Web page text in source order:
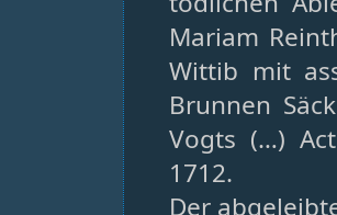
Mariam
Wittib mit
Brunnen
Vogts (…)
1712.
Der